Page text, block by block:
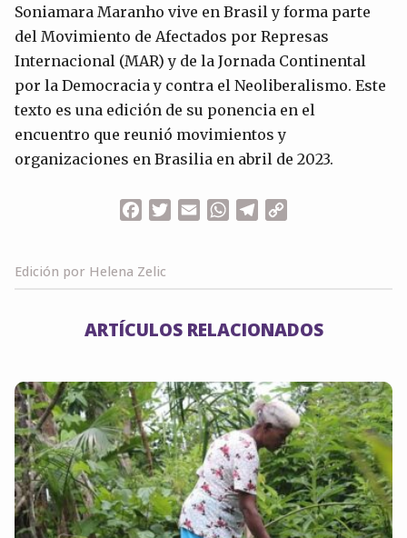
Soniamara Maranho vive en Brasil y forma parte
del Movimiento de Afectados por Represas
Internacional (MAR) y de la Jornada Continental
por la Democracia y contra el Neoliberalismo. Este
texto es una edición de su ponencia en el
encuentro que reunió movimientos y
organizaciones en Brasilia en abril de 2023.
FacebookTwitterEmailWhatsApp
Telegram
Edición por Helena Zelic
ARTÍCULOS RELACIONADOS